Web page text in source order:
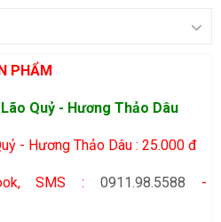
PHẨM
Quỷ - Hương Thảo Dâu
- Hương Thảo Dâu : 25.000 đ
SMS :0911.98.5588 -